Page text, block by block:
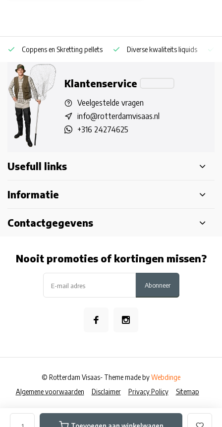
Coppens en Skretting pellets Diverse kwaliteits liquids
Klantenservice
Veelgestelde vragen
info@rotterdamvisaas.nl
+316 24274625
Usefull links
Informatie
Contactgegevens
Nooit promoties of kortingen missen?
Abonneer
Algemene voorwaarden Disclaimer Privacy Policy Sitemap
© Rotterdam Visaas- Theme made byWebdinge